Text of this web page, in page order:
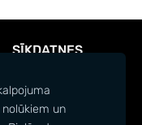
SĪKDATNES
un